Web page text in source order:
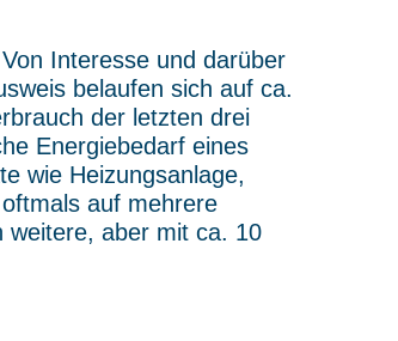
Interesse und darüber
belaufen sich auf ca.
der letzten drei
Energiebedarf eines
wie Heizungsanlage,
auf mehrere
weitere, aber mit ca. 10